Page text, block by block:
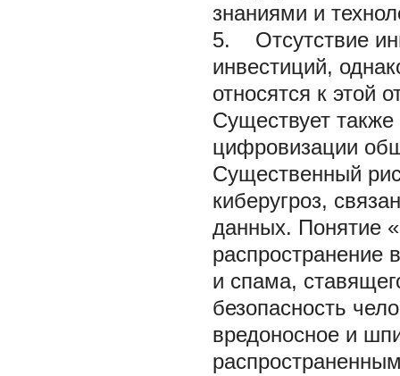
знаниями и
5. Отсутствие
инвестиций,
относятся к этой
Существует также
цифровизации
Существенный
киберугроз,
данных. Понятие
распространение
и спама,
безопасность
вредоносное и